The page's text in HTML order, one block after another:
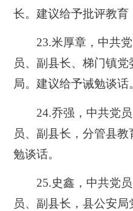
长。建议给予批评教育
23.米厚章，中共党
员、副县长、梯门镇
局。建议给予诫勉谈话
24.乔强，中共党员
员、副县长，分管县
勉谈话。
25.史鑫，中共党员
员、副县长，县公安